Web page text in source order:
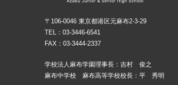
〒106-0046 東京都港区元麻布2-3-29
TEL：03-3446-6541
FAX：03-3444-2337
学校法人麻布学園理事長：吉村 俊之
麻布中学校 麻布高等学校校長：平 秀明